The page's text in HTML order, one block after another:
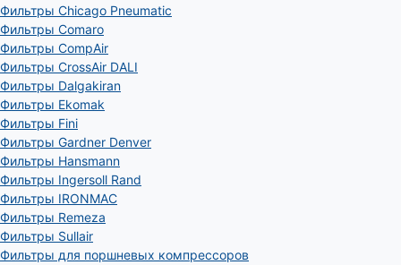
Фильтры Chicago Pneumatic
Фильтры Comaro
Фильтры CompAir
Фильтры CrossAir DALI
Фильтры Dalgakiran
Фильтры Ekomak
Фильтры Fini
Фильтры Gardner Denver
Фильтры Hansmann
Фильтры Ingersoll Rand
Фильтры IRONMAC
Фильтры Remeza
Фильтры Sullair
Фильтры для поршневых компрессоров